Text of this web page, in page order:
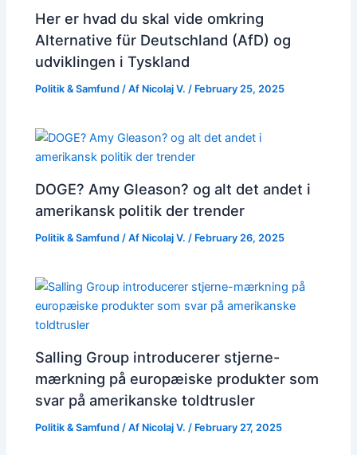
Her er hvad du skal vide omkring
Alternative für Deutschland (AfD) og
udviklingen i Tyskland
Politik & Samfund / Af Nicolaj V. / February 25, 2025
DOGE? Amy Gleason? og alt det andet i
amerikansk politik der trender
Politik & Samfund / Af Nicolaj V. / February 26, 2025
Salling Group introducerer stjerne-
mærkning på europæiske produkter som
svar på amerikanske toldtrusler
Politik & Samfund / Af Nicolaj V. / February 27, 2025